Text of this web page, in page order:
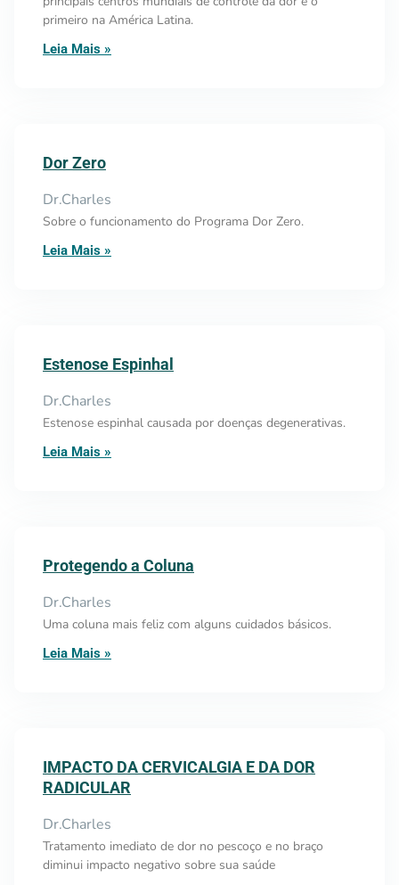
primeiro na América Latina.
Leia Mais »
Dor Zero
Dr.Charles
Sobre o funcionamento do Programa Dor Zero.
Leia Mais »
Estenose Espinhal
Dr.Charles
Estenose espinhal causada por doenças degenerativas.
Leia Mais »
Protegendo a Coluna
Dr.Charles
Uma coluna mais feliz com alguns cuidados básicos.
Leia Mais »
IMPACTO DA CERVICALGIA E DA DOR
RADICULAR
Dr.Charles
Tratamento imediato de dor no pescoço e no braço
diminui impacto negativo sobre sua saúde